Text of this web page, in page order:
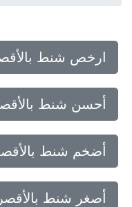
ارخص شنط بالأقصر
أحسن شنط بالأقصر
أضخم شنط بالأقصر
أصغر شنط بالأقصر